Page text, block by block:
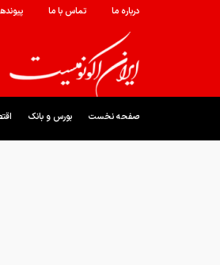
درباره ما تماس با ما
صفحه نخست بورس و بانک